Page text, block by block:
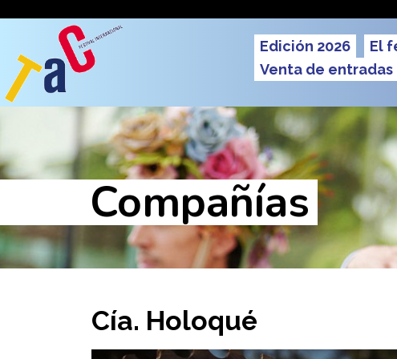
Menu
Edición 2026 El
Venta de entradas
Compañías
Cía. Holoqué